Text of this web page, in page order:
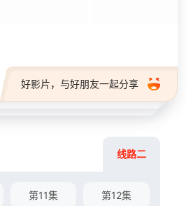
好影片，与好朋友一起分享
线路二
第11集 第12集